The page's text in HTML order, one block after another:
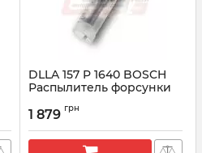
DLLA 157 P 1640 BOSCH
Распылитель форсунки
Артикул:
1 879 грн